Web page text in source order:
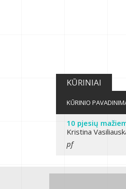
KŪRINIAI
KŪRINIO
10 pjesių
Kristina
pf